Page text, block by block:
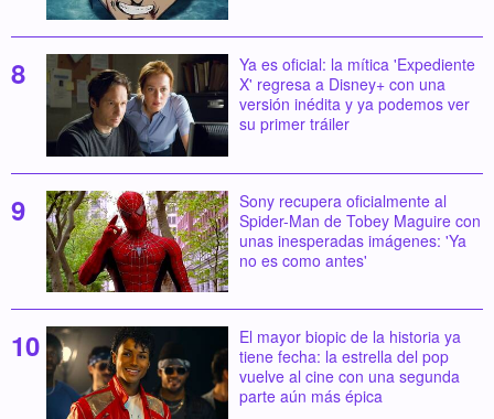
Ya es oficial: la mítica 'Expediente
X' regresa a Disney+ con una
versión inédita y ya podemos ver
su primer tráiler
Sony recupera oficialmente al
Spider-Man de Tobey Maguire con
unas inesperadas imágenes: 'Ya
no es como antes'
El mayor biopic de la historia ya
tiene fecha: la estrella del pop
vuelve al cine con una segunda
parte aún más épica